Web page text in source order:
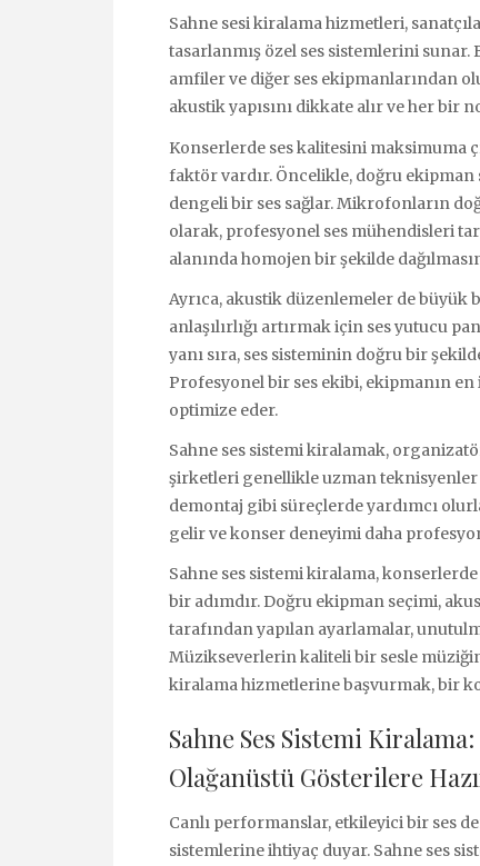
Sahne sesi kiralama hizmetleri,
tasarlanmış özel ses sistemlerini
amfiler ve diğer ses ekipmanlarından
akustik yapısını dikkate alır ve her bir
Konserlerde ses kalitesini maksimuma
faktör vardır. Öncelikle, doğru
dengeli bir ses sağlar. Mikrofonların
olarak, profesyonel ses mühendisleri
alanında homojen bir şekilde
Ayrıca, akustik düzenlemeler de büyük
anlaşılırlığı artırmak için ses yutucu
yanı sıra, ses sisteminin doğru bir
Profesyonel bir ses ekibi, ekipmanın en
optimize eder.
Sahne ses sistemi kiralamak,
şirketleri genellikle uzman
demontaj gibi süreçlerde yardımcı
gelir ve konser deneyimi daha
Sahne ses sistemi kiralama,
bir adımdır. Doğru ekipman seçimi,
tarafından yapılan ayarlamalar,
Müzikseverlerin kaliteli bir sesle
kiralama hizmetlerine başvurmak, bir
Sahne Ses Sistemi
Olağanüstü Gösterilere
Canlı performanslar, etkileyici bir ses
sistemlerine ihtiyaç duyar. Sahne ses